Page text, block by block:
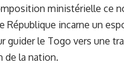
ministérielle ce
République incarne un
guider le Togo vers une
de la nation.